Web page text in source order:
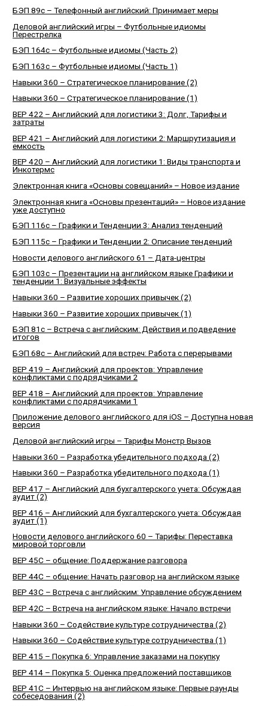
БЭП 89с – Телефонный английский: Принимает меры
Деловой английский игры – Футбольные идиомы
Перестрелка
БЭП 164c – Футбольные идиомы (Часть 2)
БЭП 163с – Футбольные идиомы (Часть 1)
Навыки 360 – Стратегическое планирование (2)
Навыки 360 – Стратегическое планирование (1)
BEP 422 – Английский для логистики 3: Долг, Тарифы и
затраты
BEP 421 – Английский для логистики 2: Маршрутизация и
емкость
BEP 420 – Английский для логистики 1: Виды транспорта и
Инкотермс
Электронная книга «Основы совещаний» – Новое издание
Электронная книга «Основы презентаций» – Новое издание
уже доступно
БЭП 116с – Графики и Тенденции 3: Анализ тенденций
БЭП 115с – Графики и Тенденции 2: Описание тенденций
Новости делового английского 61 – Дата-центры
БЭП 103с – Презентации на английском языке Графики и
тенденции 1: Визуальные эффекты
Навыки 360 – Развитие хороших привычек (2)
Навыки 360 – Развитие хороших привычек (1)
БЭП 81с – Встреча с английским: Действия и подведение
итогов
БЭП 68с – Английский для встреч: Работа с перерывами
BEP 419 – Английский для проектов: Управление
конфликтами с подрядчиками 2
BEP 418 – Английский для проектов: Управление
конфликтами с подрядчиками 1
Приложение делового английского для iOS – Доступна новая
версия
Деловой английский игры – Тарифы Монстр Вызов
Навыки 360 – Разработка убедительного подхода (2)
Навыки 360 – Разработка убедительного подхода (1)
BEP 417 – Английский для бухгалтерского учета: Обсуждая
аудит (2)
BEP 416 – Английский для бухгалтерского учета: Обсуждая
аудит (1)
Новости делового английского 60 – Тарифы: Переставка
мировой торговли
BEP 45C – общение: Поддержание разговора
BEP 44C – общение: Начать разговор на английском языке
BEP 43C – Встреча с английским: Управление обсуждением
BEP 42C – Встреча на английском языке: Начало встречи
Навыки 360 – Содействие культуре сотрудничества (2)
Навыки 360 – Содействие культуре сотрудничества (1)
BEP 415 – Покупка 6: Управление заказами на покупку
BEP 414 – Покупка 5: Оценка предложений поставщиков
BEP 41C – Интервью на английском языке: Первые раунды
собеседования (2)